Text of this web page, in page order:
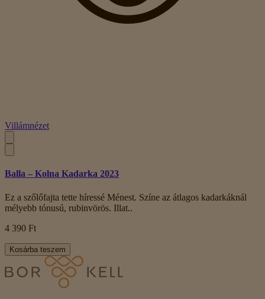
Villámnézet
Balla – Kolna Kadarka 2023
Ez a szőlőfajta tette híressé Ménest. Színe az átlagos kadarkáknál
mélyebb tónusú, rubinvörös. Illat..
4 390 Ft
Kosárba teszem